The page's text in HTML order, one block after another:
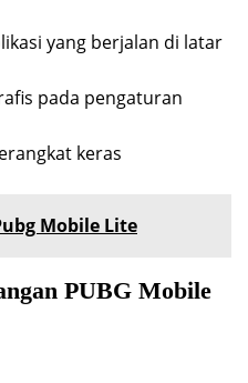
yang berjalan di latar
pada pengaturan
keras
Mobile Lite
PUBG Mobile